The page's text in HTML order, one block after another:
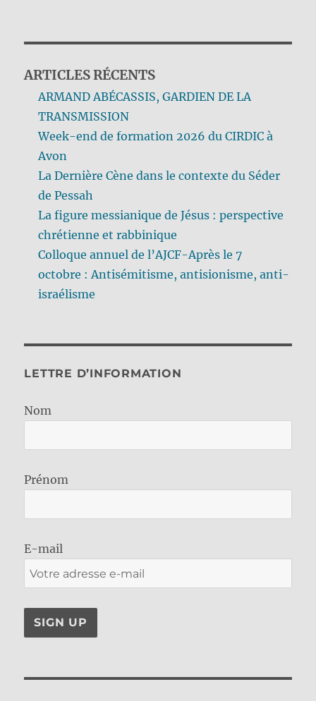
ARTICLES RÉCENTS
ARMAND ABÉCASSIS, GARDIEN DE LA
TRANSMISSION
Week-end de formation 2026 du CIRDIC à
Avon
La Dernière Cène dans le contexte du Séder
de Pessah
La figure messianique de Jésus : perspective
chrétienne et rabbinique
Colloque annuel de l’AJCF-Après le 7
octobre : Antisémitisme, antisionisme, anti-
israélisme
LETTRE D’INFORMATION
Nom
Prénom
E-mail